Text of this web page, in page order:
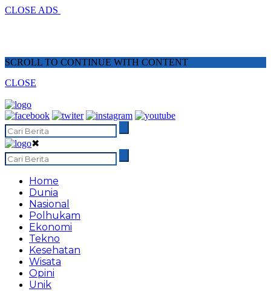
CLOSE ADS
SCROLL TO CONTINUE WITH CONTENT
CLOSE
✖
Home
Dunia
Nasional
Polhukam
Ekonomi
Tekno
Kesehatan
Wisata
Opini
Unik